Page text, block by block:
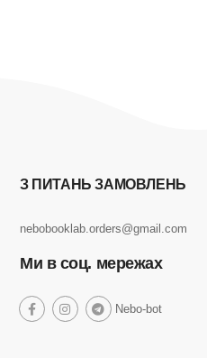
З ПИТАНЬ ЗАМОВЛЕНЬ
nebobooklab.orders@gmail.com
Ми в соц. мережах
social social socialNebo-botsocial